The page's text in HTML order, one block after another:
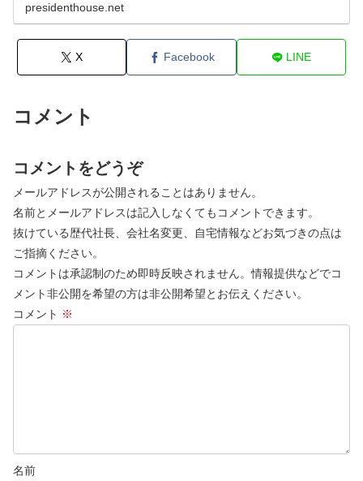
presidenthouse.net
X Facebook LINE
コメント
コメントをどうぞ
メールアドレスが公開されることはありません。
名前とメールアドレスは記入しなくてもコメントできます。
抜けている歴代社長、会社名変更、自宅情報などお気づきの点は
ご指摘ください。
コメントは承認制のため即時反映されません。情報提供などでコ
メント非公開を希望の方は非公開希望とお伝えください。
コメント ※
名前